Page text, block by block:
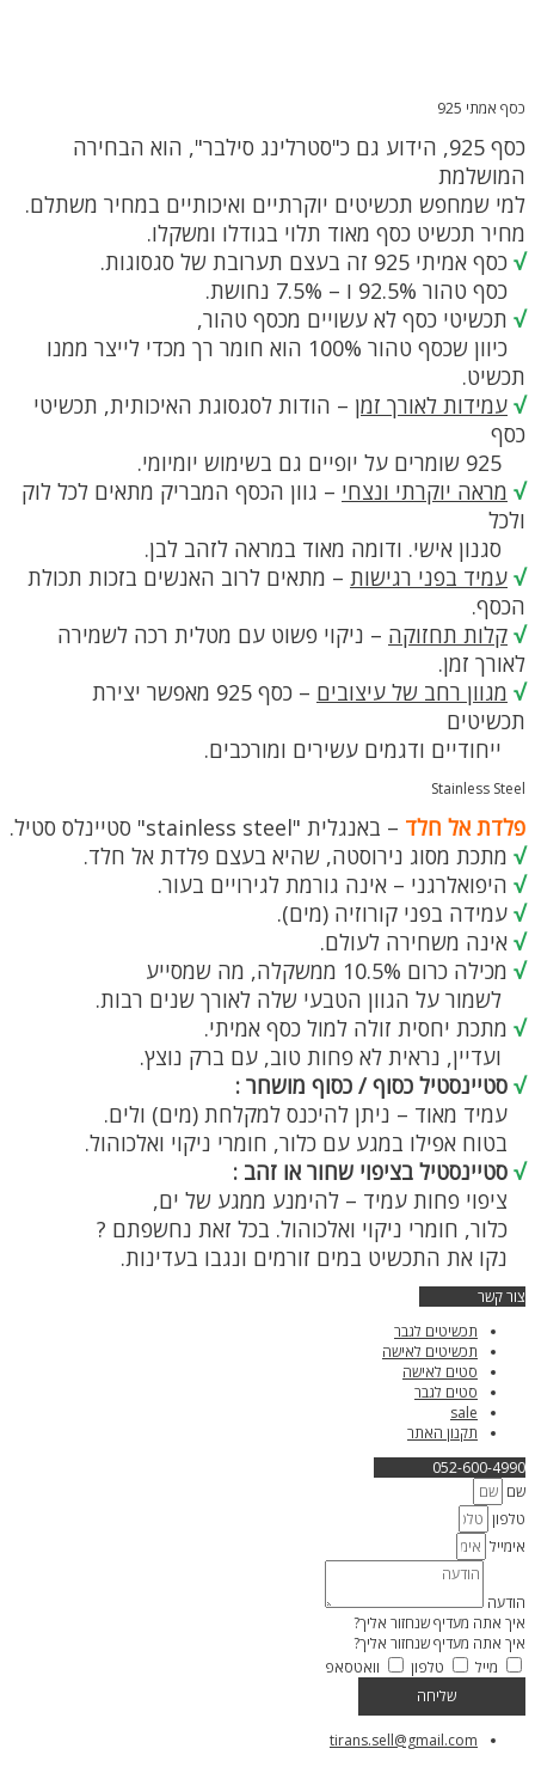
כסף אמתי 925
כסף 925, הידוע גם כ"סטרלינג סילבר", הוא הבחירה
המושלמת
למי שמחפש תכשיטים יוקרתיים ואיכותיים במחיר משתלם.
מחיר תכשיט כסף מאוד תלוי בגודלו ומשקלו.
√ כסף אמיתי 925 זה בעצם תערובת של סגסוגות.
כסף טהור 92.5% ו – 7.5% נחושת.
√ תכשיטי כסף לא עשויים מכסף טהור,
כיוון שכסף טהור 100% הוא חומר רך מכדי לייצר ממנו
תכשיט.
√ עמידות לאורך זמן – הודות לסגסוגת האיכותית, תכשיטי
כסף
√ מראה יוקרתי ונצחי – גוון הכסף המבריק מתאים לכל לוק
ולכל
סגנון אישי. ודומה מאוד במראה לזהב לבן.
√ עמיד בפני רגישות – מתאים לרוב האנשים בזכות תכולת
הכסף.
√ קלות תחזוקה – ניקוי פשוט עם מטלית רכה לשמירה
לאורך זמן.
√ מגוון רחב של עיצובים
– כסף 925 מאפשר יצירת
תכשיטים
ייחודיים ודגמים עשירים ומורכבים.
Stainless Steel
פלדת אל חלד – באנגלית "stainless steel" סטיינלס סטיל.
√ מתכת מסוג נירוסטה, שהיא בעצם פלדת אל חלד.
√ היפואלרגני – אינה גורמת לגירויים בעור.
√ עמידה בפני קורוזיה (מים).
√ אינה משחירה לעולם.
√ מכילה כרום 10.5% ממשקלה, מה שמסייע
לשמור על הגוון הטבעי שלה לאורך שנים רבות.
√ מתכת יחסית זולה למול כסף אמיתי.
ועדיין, נראית לא פחות טוב, עם ברק נוצץ.
√ סטיינסטיל כסוף / כסוף מושחר :
עמיד מאוד – ניתן להיכנס למקלחת (מים) ולים.
בטוח אפילו במגע עם כלור, חומרי ניקוי ואלכוהול.
√ סטיינסטיל בציפוי שחור או זהב :
ציפוי פחות עמיד – להימנע ממגע של ים,
כלור, חומרי ניקוי ואלכוהול. בכל זאת נחשפתם ?
נקו את התכשיט במים זורמים ונגבו בעדינות.
צור קשר
תכשיטים לגבר
תכשיטים לאישה
סטים לאישה
סטים לגבר
sale
תקנון האתר
052-600-4990
שם
טלפון
אימייל
הודעה
איך אתה מעדיף שנחזור אליך?
איך אתה מעדיף שנחזור אליך?
מייל
טלפון
וואטסאפ
שליחה
tirans.sell@gmail.com